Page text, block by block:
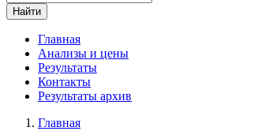
Найти
Главная
Анализы и цены
Результаты
Контакты
Результаты архив
Главная